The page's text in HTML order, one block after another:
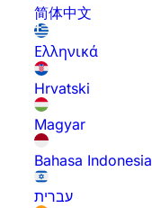
简体中文
Ελληνικά
Hrvatski
Magyar
Bahasa Indonesia
עברית